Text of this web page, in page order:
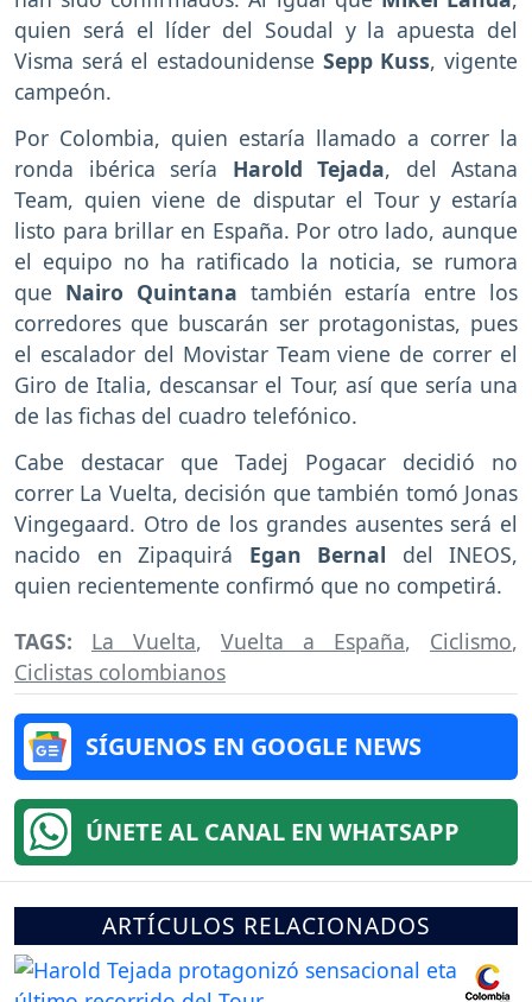
quien será el líder del Soudal y la apuesta del
Visma será el estadounidense Sepp Kuss, vigente
campeón.
Por Colombia, quien estaría llamado a correr la
ronda ibérica sería Harold Tejada, del Astana
Team, quien viene de disputar el Tour y estaría
listo para brillar en España. Por otro lado, aunque
el equipo no ha ratificado la noticia, se rumora
que Nairo Quintana también estaría entre los
corredores que buscarán ser protagonistas, pues
el escalador del Movistar Team viene de correr el
Giro de Italia, descansar el Tour, así que sería una
de las fichas del cuadro telefónico.
Cabe destacar que Tadej Pogacar decidió no
correr La Vuelta, decisión que también tomó Jonas
Vingegaard. Otro de los grandes ausentes será el
nacido en Zipaquirá Egan Bernal del INEOS,
quien recientemente confirmó que no competirá.
TAGS: La Vuelta, Vuelta a España, Ciclismo,
Ciclistas colombianos
SÍGUENOS EN GOOGLE NEWS
ÚNETE AL CANAL EN WHATSAPP
ARTÍCULOS RELACIONADOS